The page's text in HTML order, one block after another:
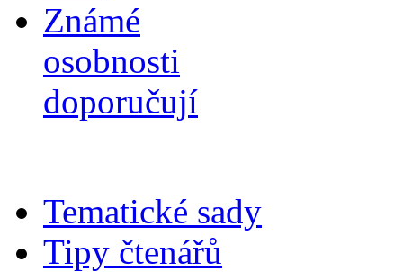
Známé
osobnosti
doporučují
Tematické sady
Tipy čtenářů